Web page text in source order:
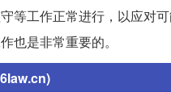
等工作正常进行，以应对
也是非常重要的。